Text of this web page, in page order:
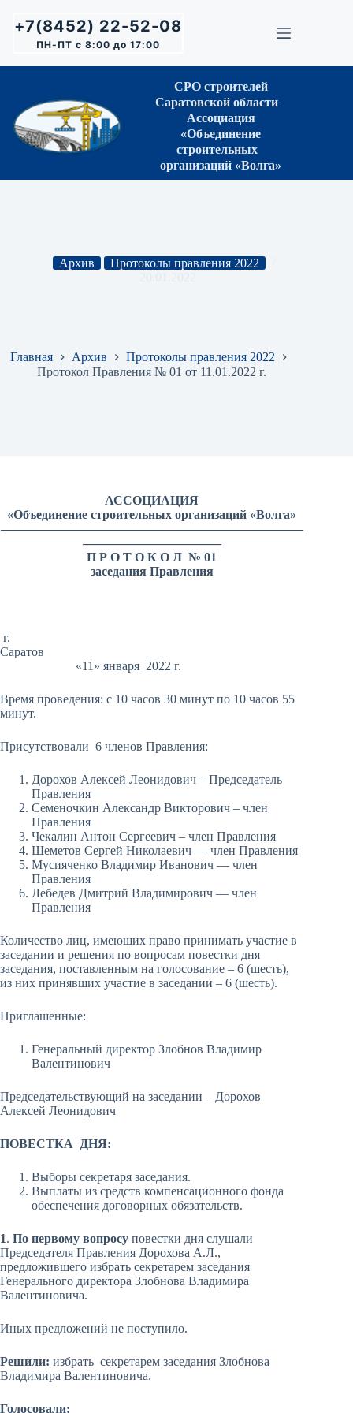
сути+7(8452) 22-52-08
ПН-ПТ с 8:00 до 17:00
СРО строителей
Саратовской области
Ассоциация
«Объединение
строительных
организаций «Волга»
Архив
Протоколы правления 2022
Главная Архив
Протоколы правления 2022
Протокол Правления № 01 от 11.01.2022 г.
АССОЦИАЦИЯ
«Объединение строительных организаций «Волга»
————————————————————————
———————————
П Р О Т О К О Л № 01
заседания Правления
г.
Саратов
«11» января 2022 г.
Время проведения: с 10 часов 30 минут по 10 часов 55
минут.
Присутствовали 6 членов Правления:
Дорохов Алексей Леонидович – Председатель
Правления
Семеночкин Александр Викторович – член
Правления
Чекалин Антон Сергеевич – член Правления
Шеметов Сергей Николаевич — член Правления
Мусияченко Владимир Иванович — член
Правления
Лебедев Дмитрий Владимирович — член
Правления
Количество лиц, имеющих право принимать участие в
заседании и решения по вопросам повестки дня
заседания, поставленным на голосование – 6 (шесть),
из них принявших участие в заседании – 6 (шесть).
Приглашенные:
Генеральный директор Злобнов Владимир
Валентинович
Председательствующий на заседании – Дорохов
Алексей Леонидович
ПОВЕСТКА ДНЯ:
Выборы секретаря заседания.
Выплаты из средств компенсационного фонда
обеспечения договорных обязательств.
1. По первому вопросу повестки дня слушали
Председателя Правления Дорохова А.Л.,
предложившего избрать секретарем заседания
Генерального директора Злобнова Владимира
Валентиновича.
Иных предложений не поступило.
Решили: избрать секретарем заседания Злобнова
Владимира Валентиновича.
Голосовали: